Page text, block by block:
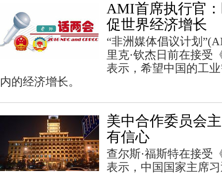
AMI首席执行官
促世界经济增长
“非洲媒体倡议计划
里克·钦杰日前在接受
表示，希望中国的工
内的经济增长。
美中合作委员会
有信心
查尔斯·福斯特在接受
表示，中国国家主席